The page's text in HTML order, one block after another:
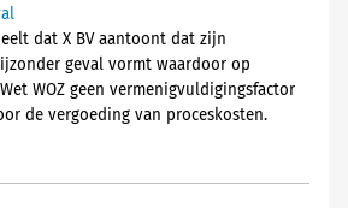
dat X BV aantoont dat zijn
geval vormt waardoor op
WOZ geen vermenigvuldigingsfactor
de vergoeding van proceskosten.